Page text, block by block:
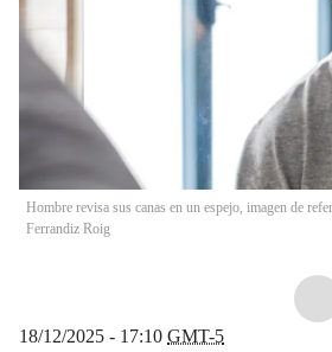
Hombre revisa sus canas en un espejo, imagen de
Ferrandiz Roig
18/12/2025 - 17:10 GMT-5